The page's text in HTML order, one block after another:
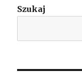
Szukaj